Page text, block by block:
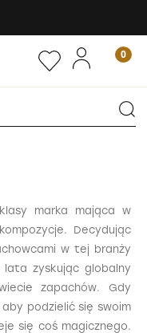
marka mająca w
Decydując
w tej branży
lata zyskując globalny
zapachów. Gdy
podzielić się swoim
się coś magicznego.